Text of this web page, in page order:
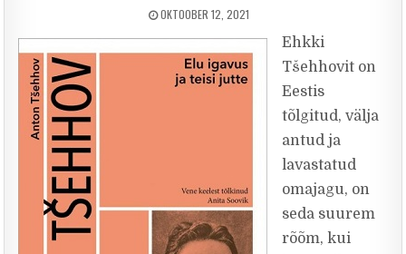
PUBLISHED DATE:
OKTOOBER 12, 2021
Ehkki
Tšehhovit on
Eestis
tõlgitud, välja
antud ja
lavastatud
omajagu, on
seda suurem
rõõm, kui